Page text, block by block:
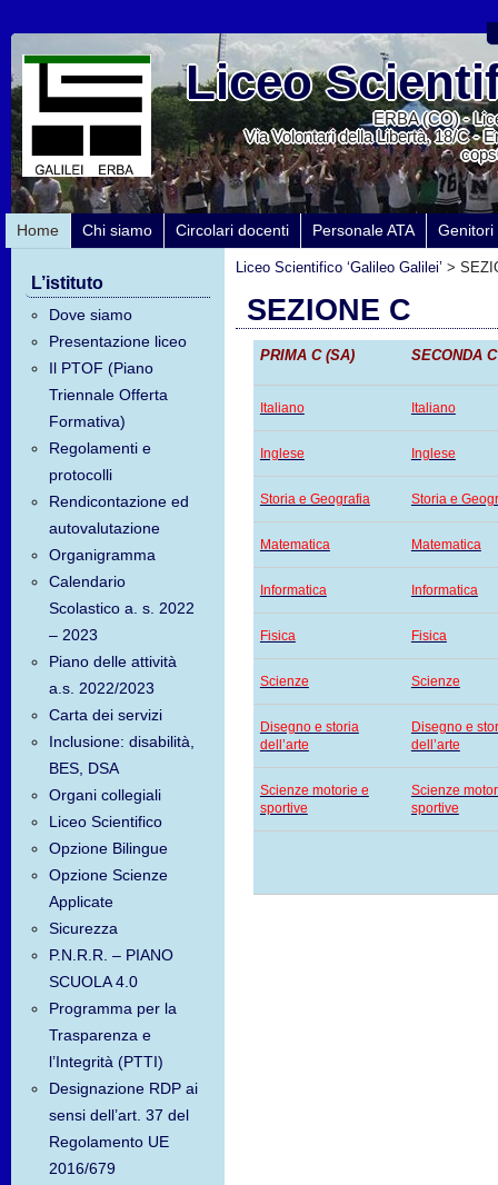
Liceo
ERBA (CO) -
Via Volontari della Libertà, 18/C -
Home Chi siamo Circolari docenti Personale ATA Genitori
L’istituto
Dove siamo
Presentazione liceo
Il PTOF (Piano
Triennale Offerta
Formativa)
Regolamenti e
protocolli
Rendicontazione ed
autovalutazione
Organigramma
Calendario
Scolastico a. s. 2022
– 2023
Piano delle attività
a.s. 2022/2023
Carta dei servizi
Inclusione: disabilità,
BES, DSA
Organi collegiali
Liceo Scientifico
Opzione Bilingue
Opzione Scienze
Applicate
Sicurezza
P.N.R.R. – PIANO
SCUOLA 4.0
Programma per la
Trasparenza e
l’Integrità (PTTI)
Designazione RDP ai
sensi dell’art. 37 del
Regolamento UE
2016/679
Liceo Scientifico ‘Galileo Galilei’ >
SEZIONE C
PRIMA C (SA) SECONDA
Italiano Italiano
Inglese Inglese
Storia e Geografia Storia e
Matematica Matematica
Informatica Informatica
Fisica Fisica
Scienze Scienze
Disegno e storia
dell’arte
Disegno e
dell’arte
Scienze motorie e
sportive
Scienze
sportive